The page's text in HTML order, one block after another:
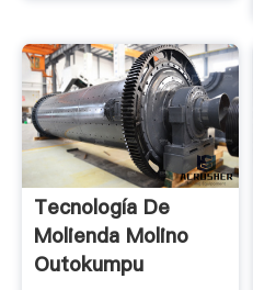
Tecnología De
Molienda Molino
Outokumpu